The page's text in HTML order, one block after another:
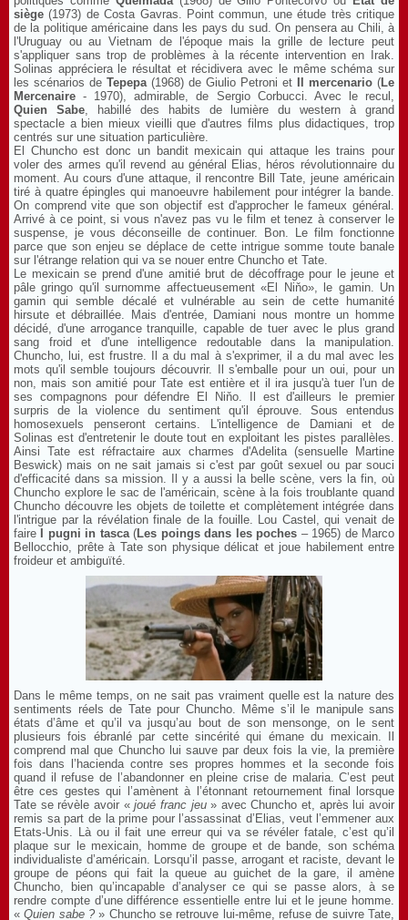
siège (1973) de Costa Gavras. Point commun, une étude très critique
de la politique américaine dans les pays du sud. On pensera au Chili, à
l'Uruguay ou au Vietnam de l'époque mais la grille de lecture peut
s'appliquer sans trop de problèmes à la récente intervention en Irak.
Solinas appréciera le résultat et récidivera avec le même schéma sur
les scénarios de Tepepa(1968) de Giulio Petroni et Il mercenario (Le
Mercenaire - 1970), admirable, de Sergio Corbucci. Avec le recul,
Quien Sabe, habillé des habits de lumière du western à grand
spectacle a bien mieux vieilli que d'autres films plus didactiques, trop
centrés sur une situation particulière.
El Chuncho est donc un bandit mexicain qui attaque les trains pour
voler des armes qu'il revend au général Elias, héros révolutionnaire du
moment. Au cours d'une attaque, il rencontre Bill Tate, jeune américain
tiré à quatre épingles qui manoeuvre habilement pour intégrer la bande.
On comprend vite que son objectif est d'approcher le fameux général.
Arrivé à ce point, si vous n'avez pas vu le film et tenez à conserver le
suspense, je vous déconseille de continuer. Bon. Le film fonctionne
parce que son enjeu se déplace de cette intrigue somme toute banale
sur l'étrange relation qui va se nouer entre Chuncho et Tate.
Le mexicain se prend d'une amitié brut de décoffrage pour le jeune et
pâle gringo qu'il surnomme affectueusement «El Niňo», le gamin. Un
gamin qui semble décalé et vulnérable au sein de cette humanité
hirsute et débraillée. Mais d'entrée, Damiani nous montre un homme
décidé, d'une arrogance tranquille, capable de tuer avec le plus grand
sang froid et d'une intelligence redoutable dans la manipulation.
Chuncho, lui, est frustre. Il a du mal à s'exprimer, il a du mal avec les
mots qu'il semble toujours découvrir. Il s'emballe pour un oui, pour un
non, mais son amitié pour Tate est entière et il ira jusqu'à tuer l'un de
ses compagnons pour défendre El Niňo. Il est d'ailleurs le premier
surpris de la violence du sentiment qu'il éprouve. Sous entendus
homosexuels penseront certains. L'intelligence de Damiani et de
Solinas est d'entretenir le doute tout en exploitant les pistes parallèles.
Ainsi Tate est réfractaire aux charmes d'Adelita (sensuelle Martine
Beswick) mais on ne sait jamais si c'est par goût sexuel ou par souci
d'efficacité dans sa mission. Il y a aussi la belle scène, vers la fin, où
Chuncho explore le sac de l'américain, scène à la fois troublante quand
Chuncho découvre les objets de toilette et complètement intégrée dans
l'intrigue par la révélation finale de la fouille. Lou Castel, qui venait de
faire
I pugni in tasca(Les poings dans les poches – 1965) de Marco
Bellocchio, prête à Tate son physique délicat et joue habilement entre
froideur et ambiguïté.
Dans le même temps, on ne sait pas vraiment quelle est la nature des
sentiments réels de Tate pour Chuncho. Même s’il le manipule sans
états d’âme et qu’il va jusqu’au bout de son mensonge, on le sent
plusieurs fois ébranlé par cette sincérité qui émane du mexicain. Il
comprend mal que Chuncho lui sauve par deux fois la vie, la première
fois dans l’hacienda contre ses propres hommes et la seconde fois
quand il refuse de l’abandonner en pleine crise de malaria. C’est peut
être ces gestes qui l’amènent à l’étonnant retournement final lorsque
Tate se révèle avoir «joué franc jeu» avec Chuncho et, après lui avoir
remis sa part de la prime pour l’assassinat d’Elias, veut l’emmener aux
Etats-Unis. Là ou il fait une erreur qui va se révéler fatale, c’est qu’il
plaque sur le mexicain, homme de groupe et de bande, son schéma
individualiste d’américain. Lorsqu’il passe, arrogant et raciste, devant le
groupe de péons qui fait la queue au guichet de la gare, il amène
Chuncho, bien qu’incapable d’analyser ce qui se passe alors, à se
rendre compte d’une différence essentielle entre lui et le jeune homme.
«Quien sabe ? » Chuncho se retrouve lui-même, refuse de suivre Tate,